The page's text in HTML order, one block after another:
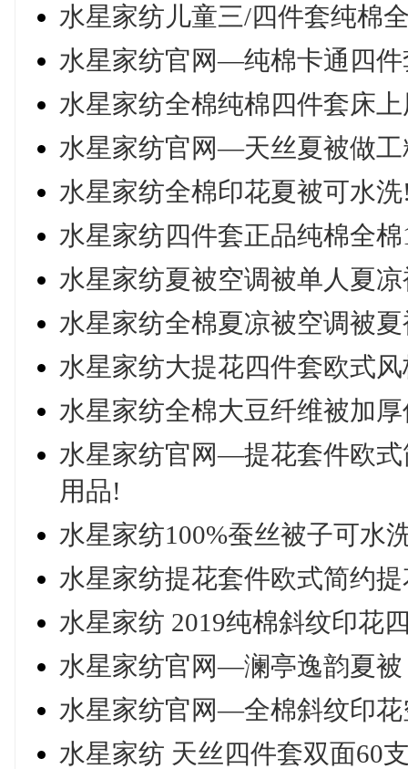
水星家纺儿童三/四件套纯棉
水星家纺官网—纯棉卡通四
水星家纺全棉纯棉四件套床
水星家纺官网—天丝夏被做
水星家纺全棉印花夏被可水
水星家纺四件套正品纯棉全
水星家纺夏被空调被单人夏
水星家纺全棉夏凉被空调被
水星家纺大提花四件套欧式
水星家纺全棉大豆纤维被加
水星家纺官网—提花套件欧式
用品!
水星家纺100%蚕丝被子可水
水星家纺提花套件欧式简约
水星家纺 2019纯棉斜纹印花
水星家纺官网—澜亭逸韵夏被
水星家纺官网—全棉斜纹印花
水星家纺 天丝四件套双面60